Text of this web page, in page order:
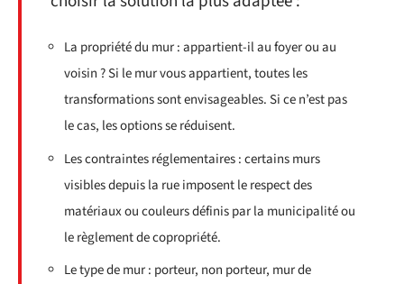
La propriété du mur : appartient-il au foyer ou au
voisin ? Si le mur vous appartient, toutes les
transformations sont envisageables. Si ce n’est pas
le cas, les options se réduisent.
Les contraintes réglementaires : certains murs
visibles depuis la rue imposent le respect des
matériaux ou couleurs définis par la municipalité ou
le règlement de copropriété.
Le type de mur : porteur, non porteur, mur de